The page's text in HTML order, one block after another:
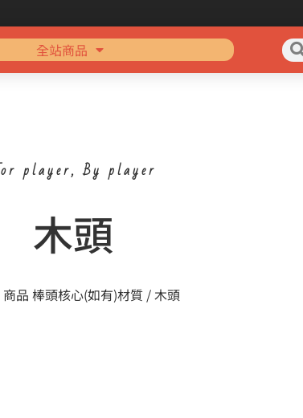
全站商品
player, By player
木頭
品 棒頭核心(如有)材質 / 木頭